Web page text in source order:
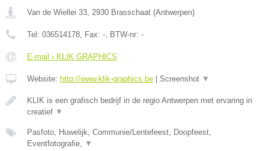
Van de Wiellei 33, 2930 Brasschaat (Antwerpen)
Tel: 036514178, Fax: -, BTW-nr: -
E-mail › KLIK GRAPHICS
Website: http://www.klik-graphics.be Screenshot ▼
KLIK is een grafisch bedrijf in de regio Antwerpen met ervaring in
creatief ▼
Pasfoto, Huwelijk, Communie/Lentefeest, Doopfeest,
Eventfotografie, ▼